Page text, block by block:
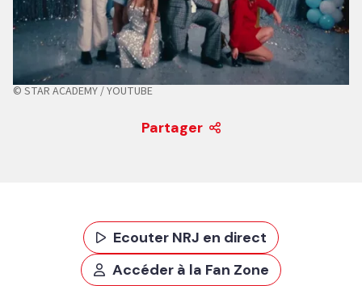
© STAR ACADEMY / YOUTUBE
Partager
Ecouter NRJ en direct
Accéder à la Fan Zone